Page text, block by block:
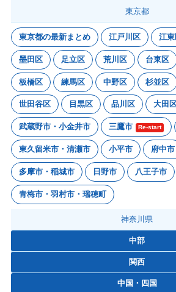
東京都
東京都の最新まとめ 江戸川区 江
墨田区 足立区 荒川区 台東区
板橋区 練馬区 中野区 杉並区
世田谷区 目黒区 品川区 大田
武蔵野市・小金井市 三鷹市 Re-start
東久留米市・清瀬市 小平市 府中市
多摩市・稲城市 日野市 八王子市
青梅市・羽村市・瑞穂町
神奈川県
中部
関西
中国・四国